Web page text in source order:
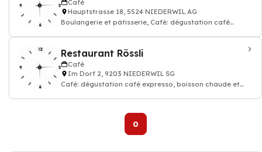
Café
Hauptstrasse 18, 5524 NIEDERWIL AG
Boulangerie et pâtisserie, Café: dégustation café
Restaurant Rössli
Café
Im Dorf 2, 9203 NIEDERWIL SG
Café: dégustation café expresso, boisson chaude et
0